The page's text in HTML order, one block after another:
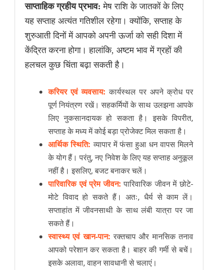
साप्ताहिक ग्रहीय प्रभाव: मेष राशि के जातकों के लिए
यह सप्ताह अत्यंत गतिशील रहेगा। क्योंकि, सप्ताह के
शुरुआती दिनों में आपको अपनी ऊर्जा को सही दिशा में
केंद्रित करना होगा। हालांकि, अष्टम भाव में ग्रहों की
हलचल कुछ चिंता बढ़ा सकती है।
करियर एवं व्यवसाय: कार्यस्थल पर अपने क्रोध पर
पूर्ण नियंत्रण रखें। सहकर्मियों के साथ उलझना आपके
लिए नुकसानदायक हो सकता है। इसके विपरीत,
सप्ताह के मध्य में कोई बड़ा प्रोजेक्ट मिल सकता है।
आर्थिक स्थिति: व्यापार में फंसा हुआ धन वापस मिलने
के योग हैं। परंतु, नए निवेश के लिए यह सप्ताह अनुकूल
नहीं है। इसलिए, बजट बनाकर चलें।
पारिवारिक एवं प्रेम जीवन: पारिवारिक जीवन में छोटे-
मोटे विवाद हो सकते हैं। अतः, धैर्य से काम लें।
सप्ताहांत में जीवनसाथी के साथ लंबी यात्रा पर जा
सकते हैं।
स्वास्थ्य एवं खान-पान: रक्तचाप और मानसिक तनाव
आपको परेशान कर सकता है। बाहर की गर्मी से बचें।
इसके अलावा, वाहन सावधानी से चलाएं।